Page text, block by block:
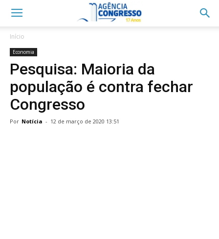
Início
Economia
Pesquisa: Maioria da
população é contra fechar
Congresso
Por Notícia - 12 de março de 2020 13:51